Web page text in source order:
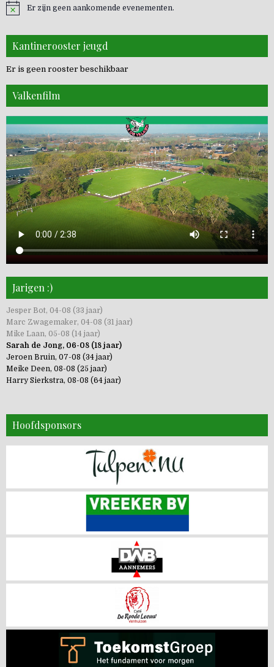
Er zijn geen aankomende evenementen.
Kantinerooster jeugd
Er is geen rooster beschikbaar
Valkenfilm
Jarigen :)
Jesper Bot, 04-08 (33 jaar)
Marc Zwagemaker, 04-08 (31 jaar)
Mike Laan, 05-08 (14 jaar)
Sarah de Jong, 06-08 (18 jaar)
Jeroen Bruin, 07-08 (34 jaar)
Meike Deen, 08-08 (25 jaar)
Harry Sierkstra, 08-08 (64 jaar)
Hoofdsponsors